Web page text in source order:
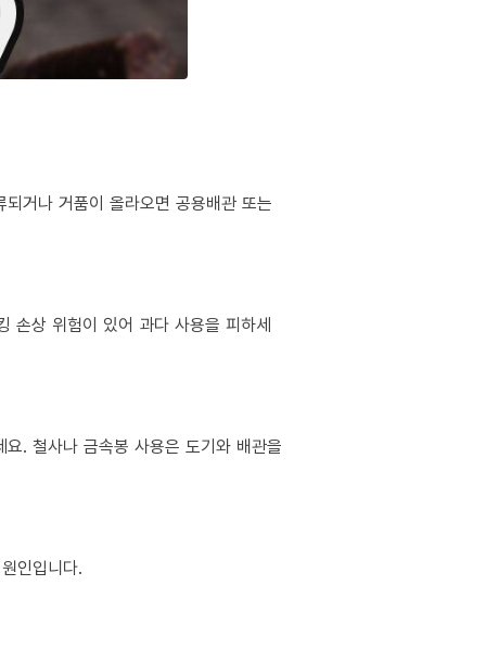
거나 거품이 올라오면 공용배관 또는
손상 위험이 있어 과다 사용을 피하세
. 철사나 금속봉 사용은 도기와 배관을
인입니다.